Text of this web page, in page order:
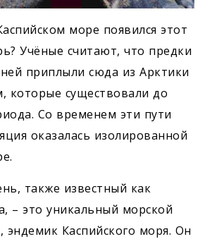
море появился этот
Учёные считают, что предки
приплыли сюда из Арктики
которые существовали до
Со временем эти пути
оказалась изолированной
также известный как
– это уникальный морской
Каспийского моря. Он